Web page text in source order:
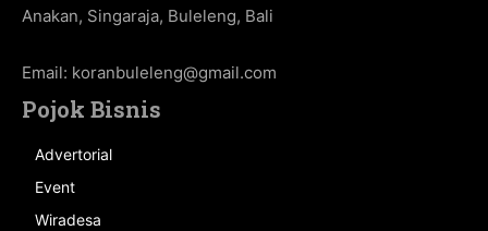
Anakan, Singaraja, Buleleng, Bali
Email: koranbuleleng@gmail.com
Pojok Bisnis
Advertorial
Event
Wiradesa